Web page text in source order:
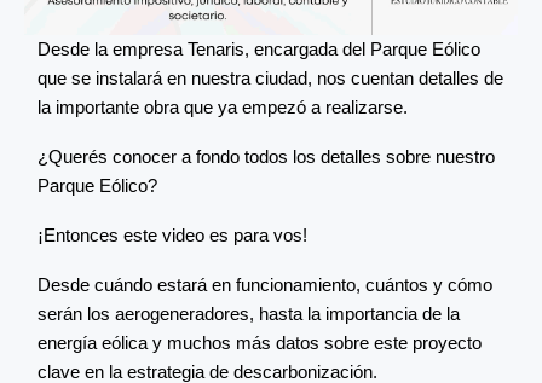
Desde la empresa Tenaris, encargada del Parque Eólico
que se instalará en nuestra ciudad, nos cuentan detalles de
la importante obra que ya empezó a realizarse.
¿Querés conocer a fondo todos los detalles sobre nuestro
Parque Eólico?
¡Entonces este video es para vos!
Desde cuándo estará en funcionamiento, cuántos y cómo
serán los aerogeneradores, hasta la importancia de la
energía eólica y muchos más datos sobre este proyecto
clave en la estrategia de descarbonización.